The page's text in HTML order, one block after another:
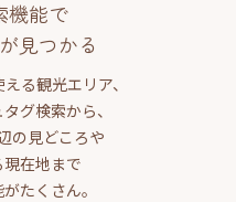
機能で
見つかる
る観光エリア、
グ検索から、
の見どころや
在地まで
たくさん。